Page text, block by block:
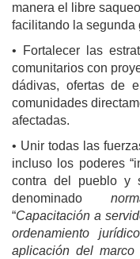
manera el libre
facilitando la segunda
• Fortalecer las
comunitarios con
dádivas, ofertas de
comunidades
afectadas.
• Unir todas las
incluso los poderes
contra del pueblo y
denominado
“Capacitación a
ordenamiento
aplicación del